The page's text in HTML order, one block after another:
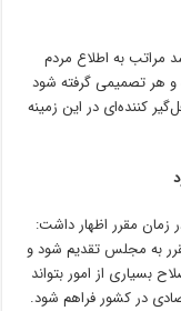
به حذف ۴۲۰۰ تومانی باشد مراتب به اطلاع مردم
و هر تصمیمی گرفته شود
کننده‌ای در این زمینه
بودجه ۱۴۰۱ به مجلس در زمان مقرر اظهار داشت:
به مجلس تقدیم شود و
بسیاری از امور بتواند
در کشور فراهم شود.